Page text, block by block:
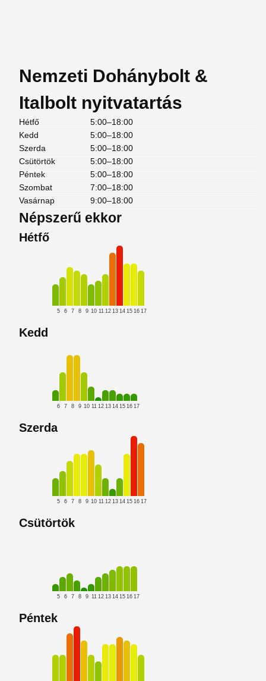
Nemzeti Dohánybolt &
Italbolt nyitvatartás
Hétfő
5:00–18:00
Kedd
5:00–18:00
Szerda
5:00–18:00
Csütörtök
5:00–18:00
Péntek
5:00–18:00
Szombat
7:00–18:00
Vasárnap
9:00–18:00
Népszerű ekkor
Hétfő
5 6 7 8 9 10 11 12 13 14 15 16 17
Kedd
6 7 8 9 10 11 12 13 14 15 16 17
Szerda
5 6 7 8 9 10 11 12 13 14 15 16 17
Csütörtök
5 6 7 8 9 11 12 13 14 15 16 17
Péntek